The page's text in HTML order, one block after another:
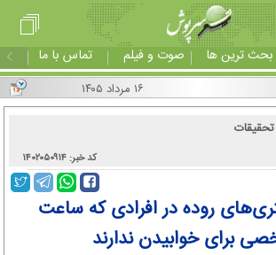
بحث ترین ها صوت و فیلم تماس با ما
تحقیقات
کد خبر: ۱۴۰۲۰۵۰۹۱۴
روده در افرادی که ساعت
برای خوابیدن ندارند